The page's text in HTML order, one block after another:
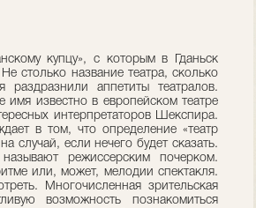
купцу», с которым в Гданьск
столько название театра, сколько
аппетиты театралов.
имя известно в европейском театре
интерпретаторов Шекспира.
в том, что определение «театр
случай, если нечего будет сказать.
режиссерским почерком.
или, может, мелодии спектакля.
Многочисленная зрительская
возможность познакомиться